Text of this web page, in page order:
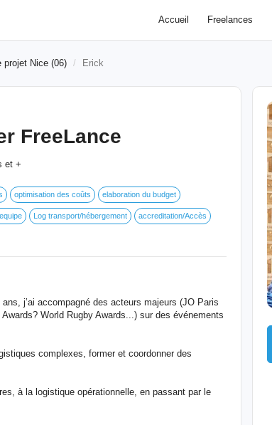
Accueil Freelances
projet Nice (06) Erick
FreeLance
et +
optimisation des coûts elaboration du budget
Log transport/hébergement accreditation/Accès
j’ai accompagné des acteurs majeurs (JO Paris
World Rugby Awards...) sur des événements
complexes, former et coordonner des
à la logistique opérationnelle, en passant par le